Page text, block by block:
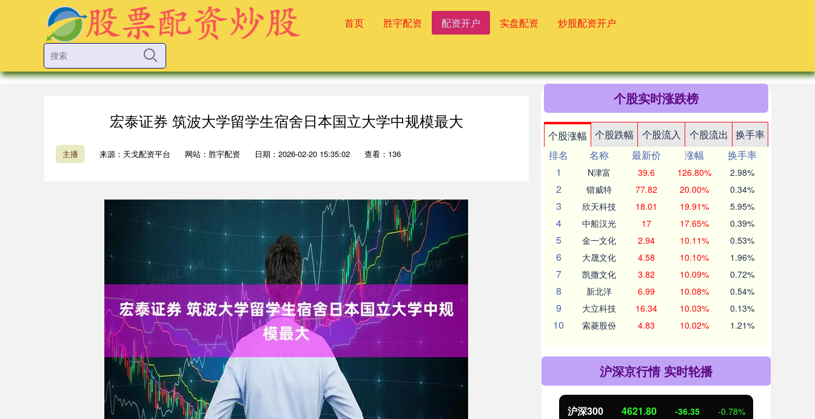
首页 胜宇配资 配资开户 实盘配资 炒股配资开户
宏泰证券 筑波大学留学生宿舍日本国立大学中规模最大
主播 来源：天戈配资平台 网站：胜宇配资 日期：2026-02-20 15:35:02 查看：136
个股实时涨跌榜
个股涨幅 个股跌幅 个股流入 个股流出
换手率
排名
名称 最新价 涨幅
换手率
1
N津富 39.6 126.80% 2.98%
2 锴威特 77.82 20.00% 0.34%
3 欣天科技 18.01 19.91% 5.95%
4 中船汉光 17 17.65% 0.39%
5 金一文化 2.94 10.11% 0.53%
6 大晟文化 4.58 10.10% 1.96%
7 凯撒文化 3.82 10.09% 0.72%
8 新北洋 6.99 10.08% 0.54%
9 大立科技 16.34 10.03% 0.13%
10 索菱股份 4.83 10.02% 1.21%
沪深京行情 实时轮播
深证成指 13981.44 -162.76 沪深300 北证50 1109.58 -9.88 -0.88%